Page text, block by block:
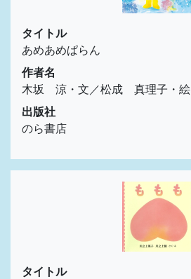
タイトル
あめあめぱらん
作者名
木坂 涼・文／松成 真理子・絵
出版社
のら書店
タイトル